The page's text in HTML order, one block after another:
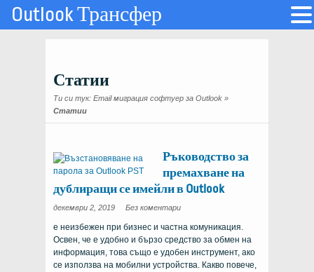
Статии
Ти си тук: Email миграция софтуер за Outlook »
Статии
Ръководство за
премахване на
дублиращи се имейли в Outlook
декември 2, 2019 Без коментариon
Removing
Emails
in
Outlook
е неизбежен при бизнес и частна комуникация.
Освен, че е удобно и бързо средство за обмен на
информация, това също е удобен инструмент, ако
се използва на мобилни устройства. Какво повече,
Outlook Трансфер